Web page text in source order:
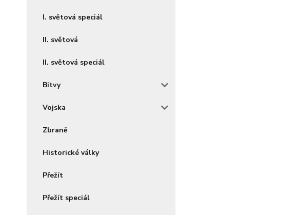
I. světová speciál
II. světová
II. světová speciál
Bitvy
Vojska
Zbraně
Historické války
Přežít
Přežít speciál